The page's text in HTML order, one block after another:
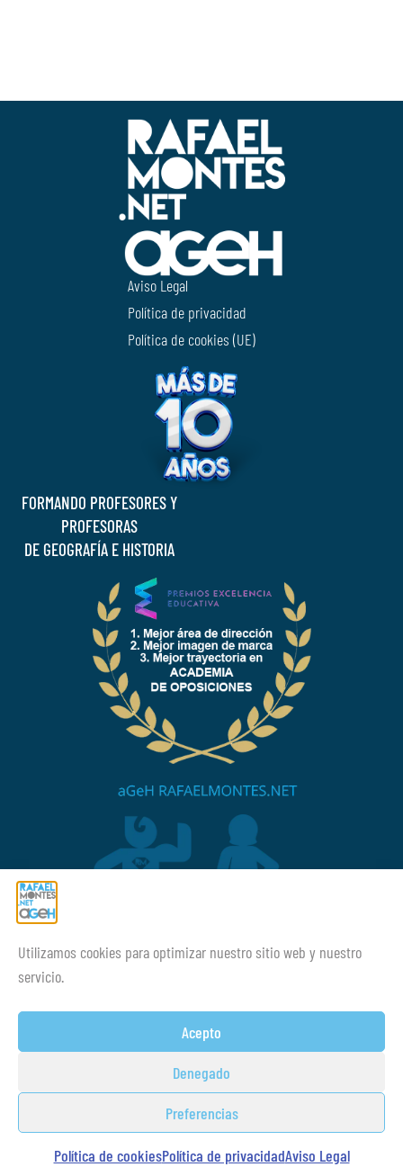
Utilizamos cookies para optimizar nuestro sitio web y nuestro
servicio.
Acepto
Denegado
Preferencias
Política de cookiesPolítica de privacidadAviso Legal
Aviso Legal
Política de privacidad
Política de cookies (UE)
FORMANDO PROFESORES Y
PROFESORAS
DE GEOGRAFÍA E HISTORIA
¡¡Mucho ánimo siempre!
© Copyright 2014-2026 Academia
Montes SL desarrollado por:
Guillem Brocal
Estudio